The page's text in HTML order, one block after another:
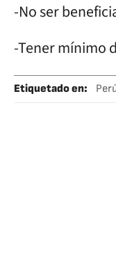
-No ser
-Tener mínimo
Etiquetado en: